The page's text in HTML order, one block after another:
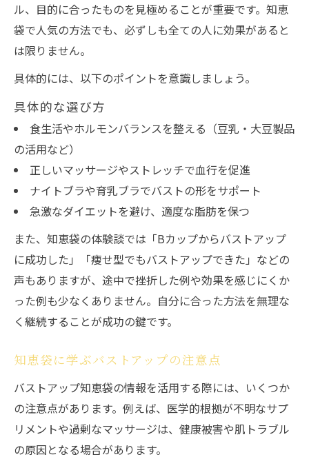
ル、目的に合ったものを見極めることが重要です。知恵
袋で人気の方法でも、必ずしも全ての人に効果があると
は限りません。
具体的には、以下のポイントを意識しましょう。
具体的な選び方
食生活やホルモンバランスを整える（豆乳・大豆製品
の活用など）
正しいマッサージやストレッチで血行を促進
ナイトブラや育乳ブラでバストの形をサポート
急激なダイエットを避け、適度な脂肪を保つ
また、知恵袋の体験談では「Bカップからバストアップ
に成功した」「痩せ型でもバストアップできた」などの
声もありますが、途中で挫折した例や効果を感じにくか
った例も少なくありません。自分に合った方法を無理な
く継続することが成功の鍵です。
知恵袋に学ぶバストアップの注意点
バストアップ知恵袋の情報を活用する際には、いくつか
の注意点があります。例えば、医学的根拠が不明なサプ
リメントや過剰なマッサージは、健康被害や肌トラブル
の原因となる場合があります。